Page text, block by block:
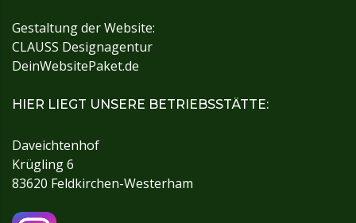
Gestaltung der Website:
CLAUSS Designagentur
DeinWebsitePaket.de
HIER LIEGT UNSERE BETRIEBSSTÄTTE:
Daveichtenhof
Krügling 6
83620 Feldkirchen-Westerham